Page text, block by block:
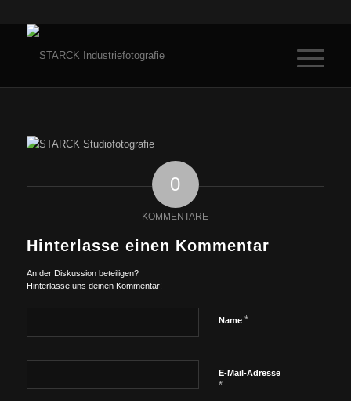
0
KOMMENTARE
Hinterlasse einen Kommentar
An der Diskussion beteiligen?
Hinterlasse uns deinen Kommentar!
Name *
E-Mail-Adresse
*